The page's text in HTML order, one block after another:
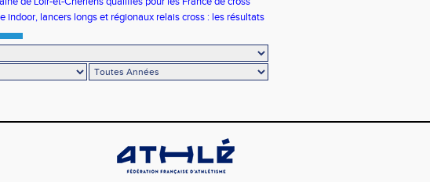
indoor, lancers longs et régionaux relais cross : les résultats